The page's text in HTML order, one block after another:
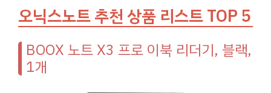
오닉스노트 추천 상품 리스트 TOP 5
BOOX 노트 X3 프로 이북 리더기, 블랙,
1개